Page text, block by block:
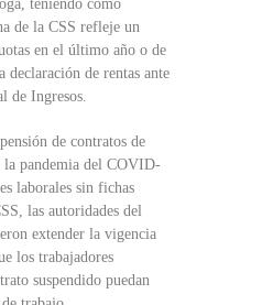
teniendo como
de la CSS refleje un
en el último año o de
declaración de rentas ante
de Ingresos.
de contratos de
la pandemia del COVID-
laborales sin fichas
las autoridades del
extender la vigencia
los trabajadores
suspendido puedan